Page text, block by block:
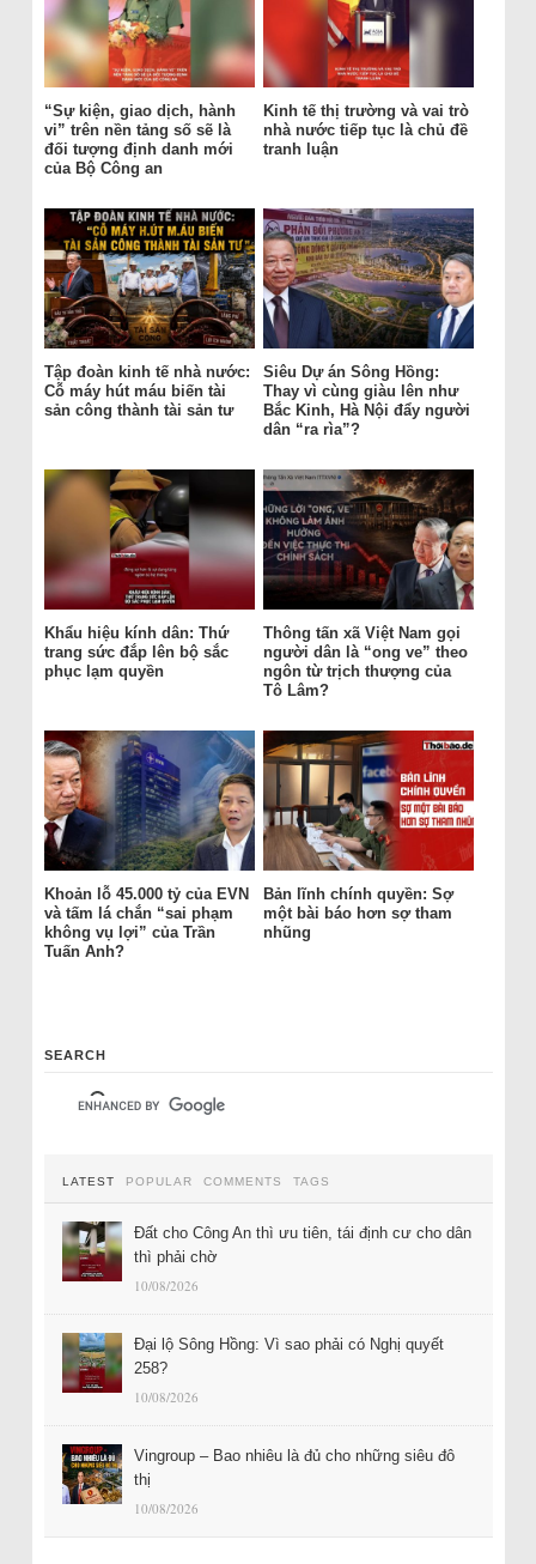
“Sự kiện, giao dịch, hành
vi” trên nền tảng số sẽ là
đối tượng định danh mới
của Bộ Công an
Kinh tế thị trường và vai trò
nhà nước tiếp tục là chủ đề
tranh luận
Tập đoàn kinh tế nhà nước:
Cỗ máy hút máu biến tài
sản công thành tài sản tư
Siêu Dự án Sông Hồng:
Thay vì cùng giàu lên như
Bắc Kinh, Hà Nội đẩy người
dân “ra rìa”?
Khẩu hiệu kính dân: Thứ
trang sức đắp lên bộ sắc
phục lạm quyền
Thông tấn xã Việt Nam gọi
người dân là “ong ve” theo
ngôn từ trịch thượng của
Tô Lâm?
Khoản lỗ 45.000 tỷ của EVN
và tấm lá chắn “sai phạm
không vụ lợi” của Trần
Tuấn Anh?
Bản lĩnh chính quyền: Sợ
một bài báo hơn sợ tham
nhũng
SEARCH
LATEST POPULAR COMMENTS TAGS
Đất cho Công An thì ưu tiên, tái định cư cho dân
thì phải chờ
10/08/2026
Đại lộ Sông Hồng: Vì sao phải có Nghị quyết
258?
10/08/2026
Vingroup – Bao nhiêu là đủ cho những siêu đô
thị
10/08/2026